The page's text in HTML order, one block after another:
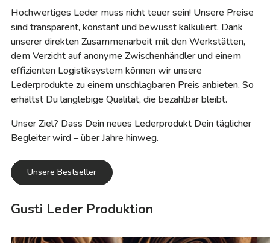
Hochwertiges Leder muss nicht teuer sein! Unsere Preise
sind transparent, konstant und bewusst kalkuliert. Dank
unserer direkten Zusammenarbeit mit den Werkstätten,
dem Verzicht auf anonyme Zwischenhändler und einem
effizienten Logistiksystem können wir unsere
Lederprodukte zu einem unschlagbaren Preis anbieten. So
erhältst Du langlebige Qualität, die bezahlbar bleibt.
Unser Ziel? Dass Dein neues Lederprodukt Dein täglicher
Begleiter wird – über Jahre hinweg.
Unsere Bestseller
Gusti Leder Produktion